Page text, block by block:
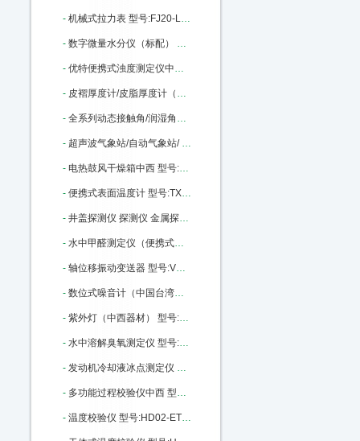
- 机械式拉力表 型号:FJ20-LLB-200KN库号：M17748
- 数字微量水分仪（标配） 中西 型号:CY02-USI-1AB库号：M307456
- 优特便携式浊度测定仪中西 型号:Eutech TN100库号：M355510
- 皮褶厚度计/皮脂厚度计（量程60mm）中西 型号:M380980库号：M380980
- 全系列动态接触角/润湿角测量仪中西 型号:SZ10-JC2000C库号：M396355
- 超声波气象站/自动气象站/ 型号:XP1-PH库号：M399159
- 电热鼓风干燥箱中西 型号:DGF3006B库号：M405910
- 便携式表面温度计 型号:TX2-LT-02库号：M405913
- 井盖探测仪 探测仪 金属探测仪中西 型号:WD06-RD312库号：M2506
- 水中甲醛测定仪（便携式）/便携式水中甲醛测定仪/甲醛测定仪（便携式台式可选）（中西器材） 型号:CH10/P-308库号：M216448
- 轴位移振动变送器 型号:VX66-TR2001-01-01-01-01库号：M99649
- 数位式噪音计（中国台湾） 型号:GD27/TES-1350A库号：M280634
- 紫外灯（中西器材） 型号:MG69/ZWD-15库号：M401250
- 水中溶解臭氧测定仪 型号:ND06-DOZ-7600库号：M103630
- 发动机冷却液冰点测定仪 型号:XH42-XH-138B库号：M22354
- 多功能过程校验仪中西 型号:HD02-ETX-2025 库号：M22453
- 温度校验仪 型号:HD02-ETX-1810库号：M22448